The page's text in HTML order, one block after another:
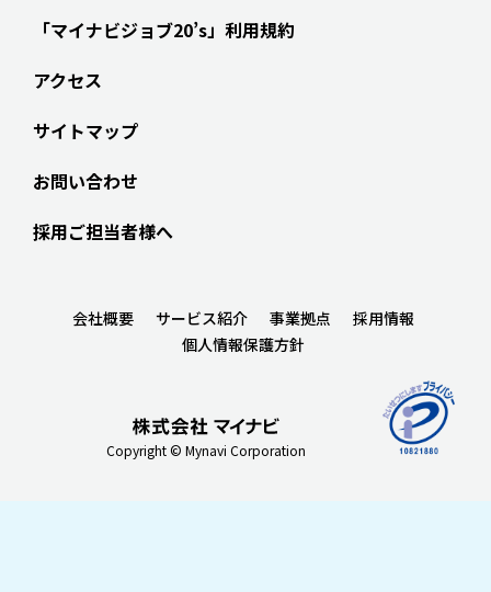
「マイナビジョブ20’s」利用規約
アクセス
サイトマップ
お問い合わせ
採用ご担当者様へ
Copyright © Mynavi Corporation
会社概要 サービス紹介 事業拠点
採用情報
個人情報保護方針